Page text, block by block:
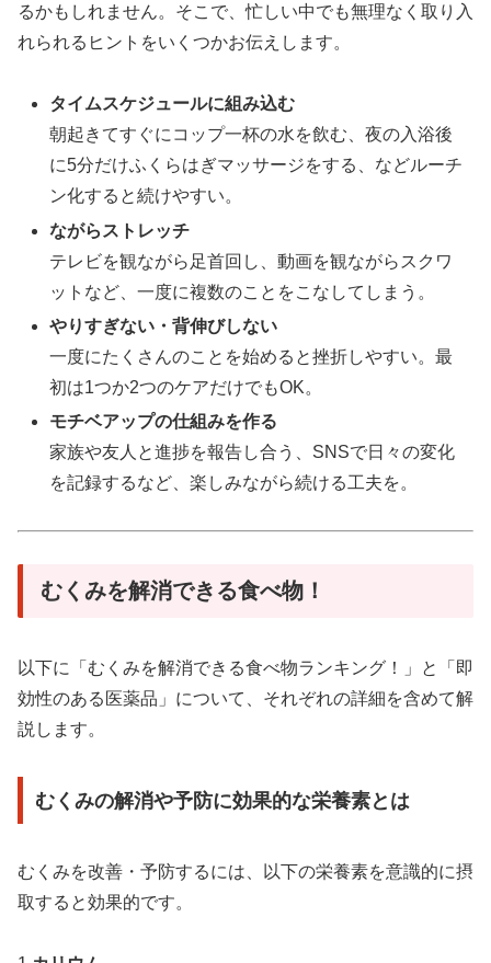
るかもしれません。そこで、忙しい中でも無理なく取り入
れられるヒントをいくつかお伝えします。
タイムスケジュールに組み込む
朝起きてすぐにコップ一杯の水を飲む、夜の入浴後
に5分だけふくらはぎマッサージをする、などルーチ
ン化すると続けやすい。
ながらストレッチ
テレビを観ながら足首回し、動画を観ながらスクワ
ットなど、一度に複数のことをこなしてしまう。
やりすぎない・背伸びしない
一度にたくさんのことを始めると挫折しやすい。最
初は1つか2つのケアだけでもOK。
モチベアップの仕組みを作る
家族や友人と進捗を報告し合う、SNSで日々の変化
を記録するなど、楽しみながら続ける工夫を。
むくみを解消できる食べ物！
以下に「むくみを解消できる食べ物ランキング！」と「即
効性のある医薬品」について、それぞれの詳細を含めて解
説します。
むくみの解消や予防に効果的な栄養素とは
むくみを改善・予防するには、以下の栄養素を意識的に摂
取すると効果的です。